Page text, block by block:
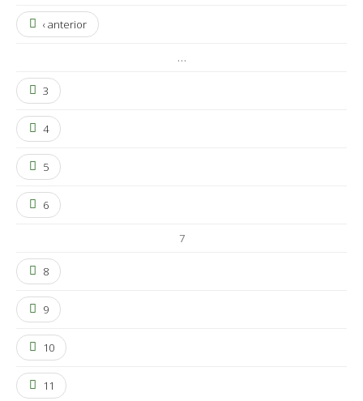
‹ anterior
…
3
4
5
6
7
8
9
10
11